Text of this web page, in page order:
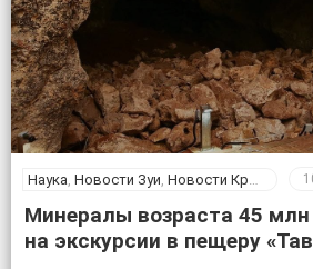
Наука Новости Зуи Новости Крыма
Минералы возраста 45
на экскурсии в пещеру